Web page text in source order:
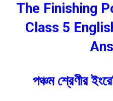
The Finishing
Class 5
পঞ্চম শ্রেণীর